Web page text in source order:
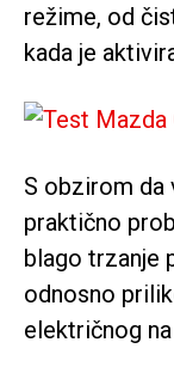
režime, od
kada je
S obzirom
praktično
blago trzanje
odnosno
električnog